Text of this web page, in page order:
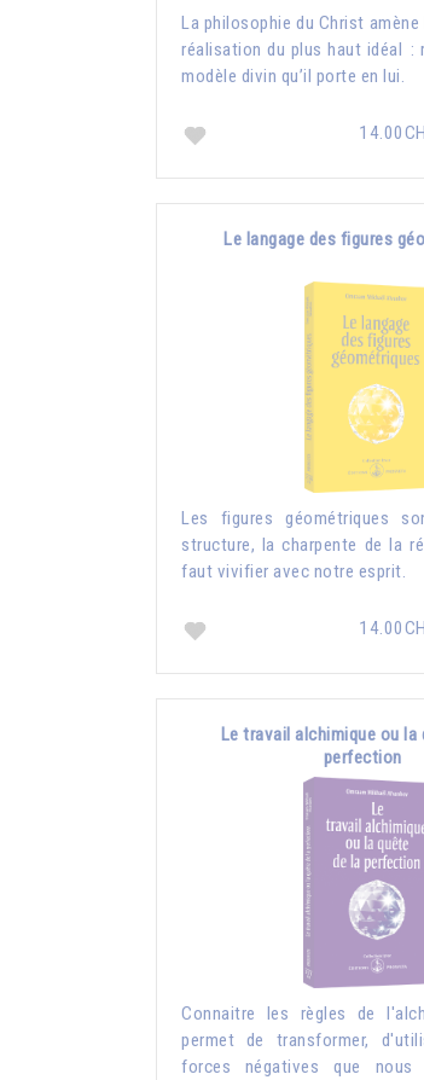
La philosophie du Christ amène
réalisation du plus haut idéal :
modèle divin qu’il porte en lui.
Le langage des figures
Les figures géométriques
structure, la charpente de la
faut vivifier avec notre esprit.
Le travail alchimique ou la
perfection
Connaitre les règles de
permet de transformer,
forces négatives que nous